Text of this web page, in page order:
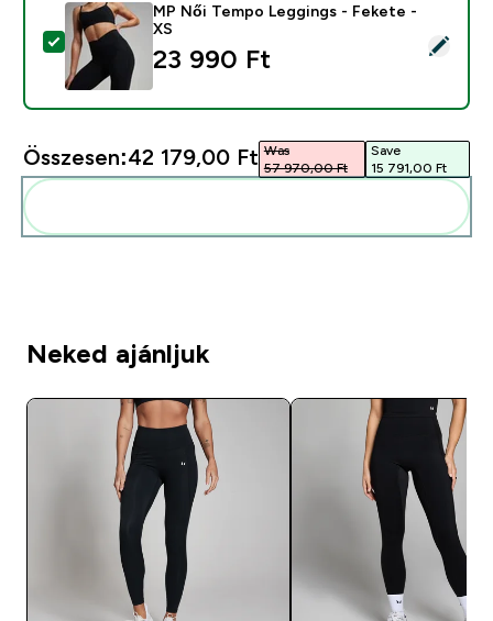
Termék kiválasztása - MP Női Tempo Leggings -
MP Női Tempo Leggings - Fekete -
XS
23 990 Ft‎
Összesen:42 179,00 Ft‎ Was
57 970,00 Ft‎
Save
15 791,00 Ft‎
Neked ajánljuk